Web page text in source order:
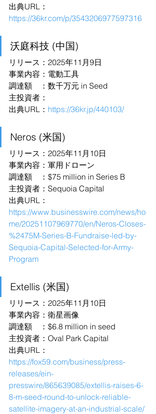
出典URL：
https://36kr.com/p/3543206977597316
沃庭科技 (中国)
リリース：2025年11月9日
事業内容：電動工具
調達額　：数千万元 in Seed
主投資者：
出典URL： https://36kr.jp/440103/
Neros (米国)
リリース：2025年11月10日
事業内容：軍用ドローン
調達額　：$75 million in Series B
主投資者：Sequoia Capital
出典URL：
https://www.businesswire.com/news/ho
me/20251107969770/en/Neros-Closes-
%2475M-Series-B-Fundraise-led-by-
Sequoia-Capital-Selected-for-Army-
Program
Extellis (米国)
リリース：2025年11月10日
事業内容：衛星画像
調達額　：$6.8 million in seed
主投資者：Oval Park Capital
出典URL：
https://fox59.com/business/press-
releases/ein-
presswire/865639085/extellis-raises-6-
8-m-seed-round-to-unlock-reliable-
satellite-imagery-at-an-industrial-scale/